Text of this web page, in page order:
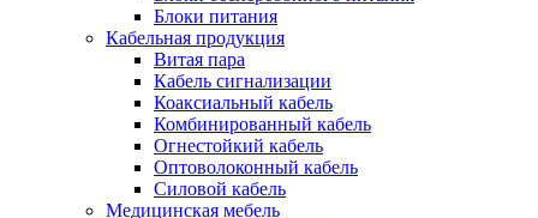
Блоки питания
Кабельная продукция
Витая пара
Кабель сигнализации
Коаксиальный кабель
Комбинированный кабель
Огнестойкий кабель
Оптоволоконный кабель
Силовой кабель
Медицинская мебель